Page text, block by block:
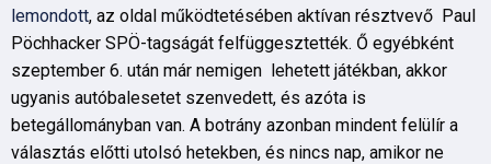
lemondott, az oldal működtetésében aktívan résztvevő Paul
Pöchhacker SPÖ-tagságát felfüggesztették. Ő egyébként
szeptember 6. után már nemigen lehetett játékban, akkor
ugyanis autóbalesetet szenvedett, és azóta is
betegállományban van. A botrány azonban mindent felülír a
választás előtti utolsó hetekben, és nincs nap, amikor ne